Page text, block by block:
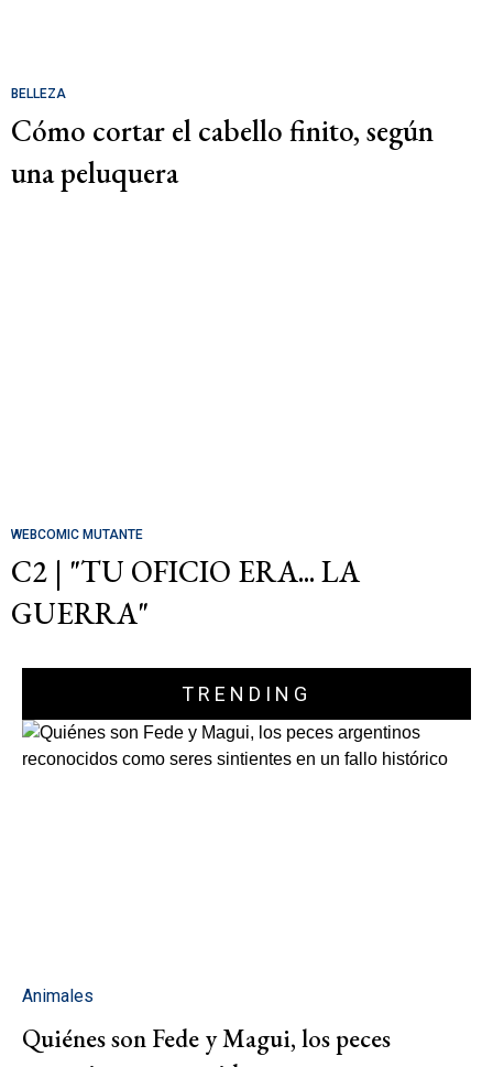
BELLEZA
Cómo cortar el cabello finito, según
una peluquera
WEBCOMIC MUTANTE
C2 | "TU OFICIO ERA... LA
GUERRA"
TRENDING
Animales
Quiénes son Fede y Magui, los peces